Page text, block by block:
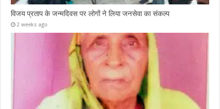
विजय प्रताप के जन्मदिवस पर लोगों ने लिया जनसेवा का संकल्प
2 weeks ago